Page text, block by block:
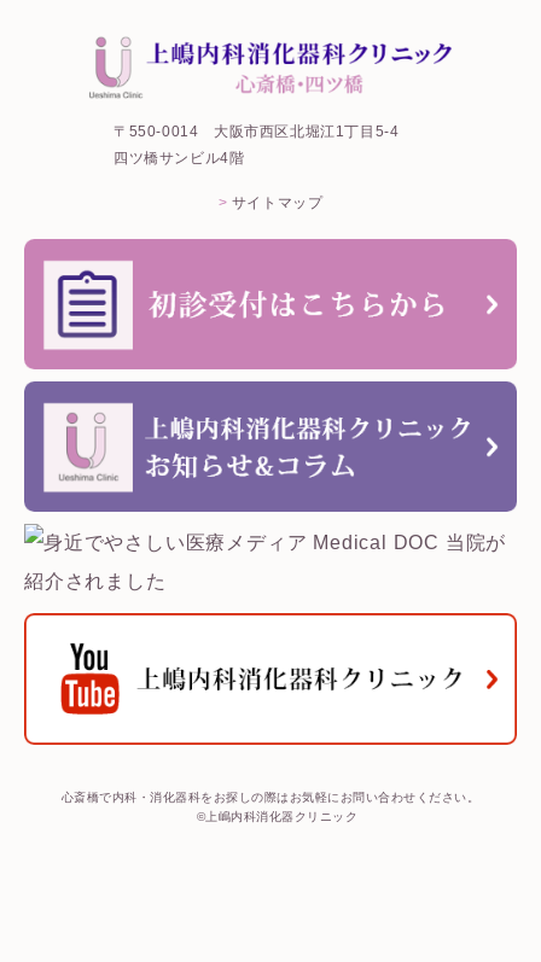
〒550-0014 大阪市西区北堀江1丁目5-4
四ツ橋サンビル4階
サイトマップ
心斎橋で内科・消化器科をお探しの際はお気軽にお問い合わせください。
©上嶋内科消化器クリニック